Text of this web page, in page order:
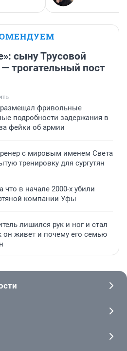
сыну Трусовой
трогательный пост
фривольные
подробности задержания в
фейки об армии
с мировым именем Света
тренировку для сургутян
что в начале 2000-х убили
компании Уфы
лишился рук и ног и стал
он живет и почему его семью